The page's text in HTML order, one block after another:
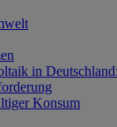
in
Konsum